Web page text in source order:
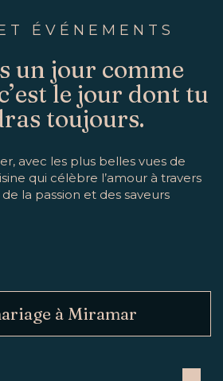
ÉVÉNEMENTS
un jour comme
le jour dont tu
toujours.
avec les plus belles vues de
qui célèbre l’amour à travers
la passion et des saveurs
à Miramar